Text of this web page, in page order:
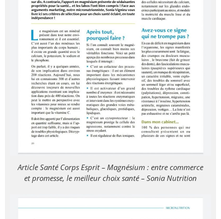
Article Santé Corps Esprit – Magnésium : entre commerce
et promesse, le meilleur choix santé – Sonia Nutrition